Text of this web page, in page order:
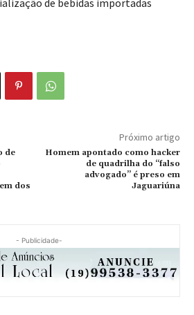
de
dos
Próximo artigo
Homem apontado como hacker
de quadrilha do “falso
advogado” é preso em
Jaguariúna
- Publicidade-